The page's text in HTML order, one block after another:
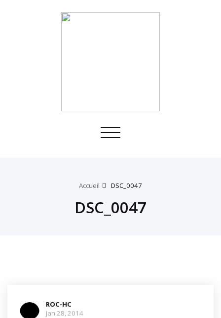
Toggle
Accueil DSC_0047
DSC_0047
ROC-HC
Jan 28, 2014